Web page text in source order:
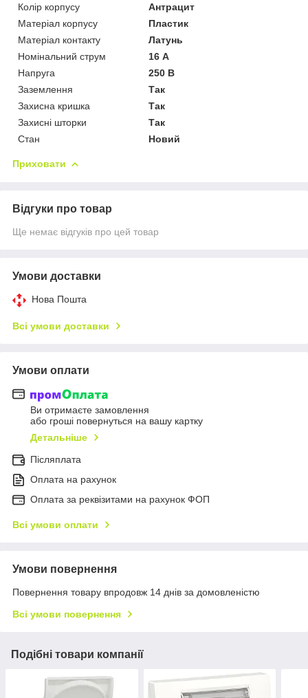
Колір корпусу
Антрацит
Матеріал корпусу
Пластик
Матеріал контакту
Латунь
Номінальний струм
16 А
Напруга
250 В
Заземлення
Так
Захисна кришка
Так
Захисні шторки
Так
Стан
Новий
Приховати
Відгуки про товар
Ще немає відгуків про цей товар
Умови доставки
Нова Пошта
Всі умови доставки
Умови оплати
Ви отримаєте замовлення
або гроші повернуться на вашу картку
Детальніше
Післяплата
Оплата на рахунок
Оплата за реквізитами на рахунок ФОП
Всі умови оплати
Умови повернення
Повернення товару впродовж 14 днів за домовленістю
Всі умови повернення
Подібні товари компанії